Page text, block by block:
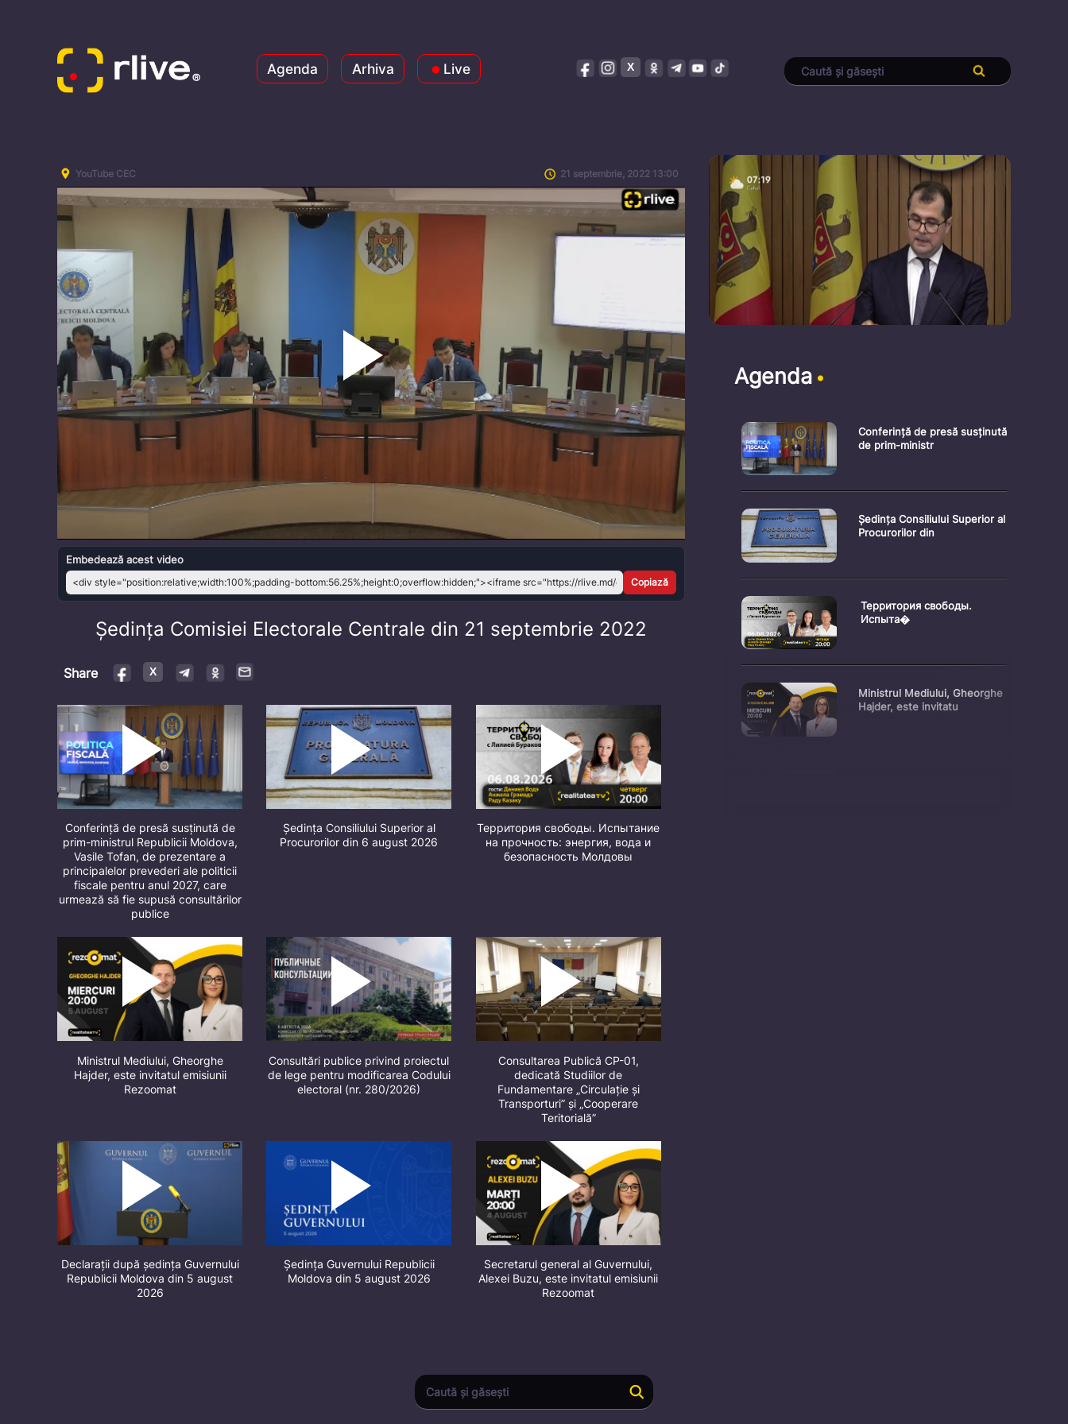
Agenda Arhiva Live
YouTube CEC 21 septembrie, 2022 13:00
Play
Video
Embedează acest video
Copiază
Ședința Comisiei Electorale Centrale din 21 septembrie 2022
Share
Conferință de presă susținută de
prim-ministrul Republicii Moldova,
Vasile Tofan, de prezentare a
principalelor prevederi ale politicii
fiscale pentru anul 2027, care
urmează să fie supusă consultărilor
publice
Ședința Consiliului Superior al
Procurorilor din 6 august 2026
Территория свободы. Испытание
на прочность: энергия, вода и
безопасность Молдовы
Ministrul Mediului, Gheorghe
Hajder, este invitatul emisiunii
Rezoomat
Consultări publice privind proiectul
de lege pentru modificarea Codului
electoral (nr. 280/2026)
Consultarea Publică CP-01,
dedicată Studiilor de
Fundamentare „Circulație și
Transporturi” și „Cooperare
Teritorială”
Declarații după ședința Guvernului
Republicii Moldova din 5 august
2026
Ședința Guvernului Republicii
Moldova din 5 august 2026
Secretarul general al Guvernului,
Alexei Buzu, este invitatul emisiunii
Rezoomat
Agenda
Conferință de presă susținută
de prim-ministr
Ședința Consiliului Superior al
Procurorilor din
Территория свободы.
Испыта�
Ministrul Mediului, Gheorghe
Hajder, este invitatu